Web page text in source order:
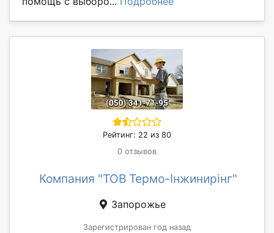
Рейтинг: 22 из 80
0 отзывов
Компания "ТОВ Термо-Інжинирінг"
Запорожье
Зарегистрирован год назад